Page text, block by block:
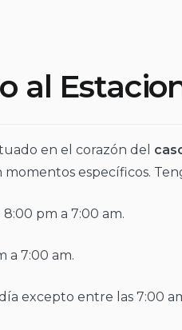
al
en el corazón del
específicos.
pm a 7:00 am.
a 7:00 am.
excepto entre las 7:00